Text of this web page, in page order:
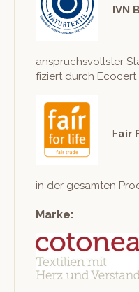
IVN
anspruchsvoll­ster
fiziert durch Eco­cert
Fair
in der gesamten
Marke: